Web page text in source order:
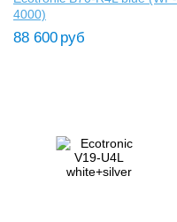
4000)
88 600 руб